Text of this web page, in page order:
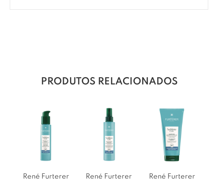
PRODUTOS RELACIONADOS
René Furterer
René Furterer
René Furterer